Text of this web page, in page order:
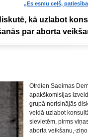
„Es esmu ceļš,
kā uzlabot
par aborta
Otrdien Saeimas
apakškomisijas
grupā norisinājās
veidā uzlabot
sievietēm, pirms
aborta veikšanu,-